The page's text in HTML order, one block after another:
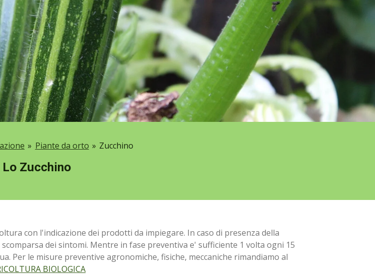
» Piante da orto » Zucchino
Lo Zucchino
con l'indicazione dei prodotti da impiegare. In caso di presenza della
dei sintomi. Mentre in fase preventiva e' sufficiente 1 volta ogni 15
Per le misure preventive agronomiche, fisiche, meccaniche rimandiamo al
BIOLOGICA